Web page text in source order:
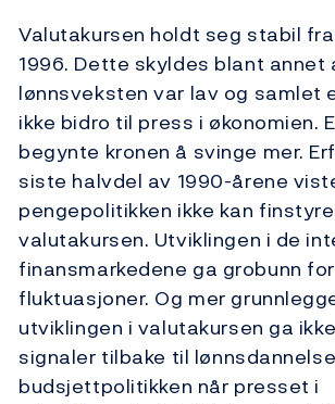
Valutakursen holdt seg stabil
1996. Dette skyldes blant annet
lønnsveksten var lav og samlet
ikke bidro til press i økonomien.
begynte kronen å svinge mer.
siste halvdel av 1990-årene
pengepolitikken ikke kan finstyre
valutakursen. Utviklingen i de
finansmarkedene ga grobunn
fluktuasjoner. Og mer
utviklingen i valutakursen ga
signaler tilbake til
budsjettpolitikken når presset i